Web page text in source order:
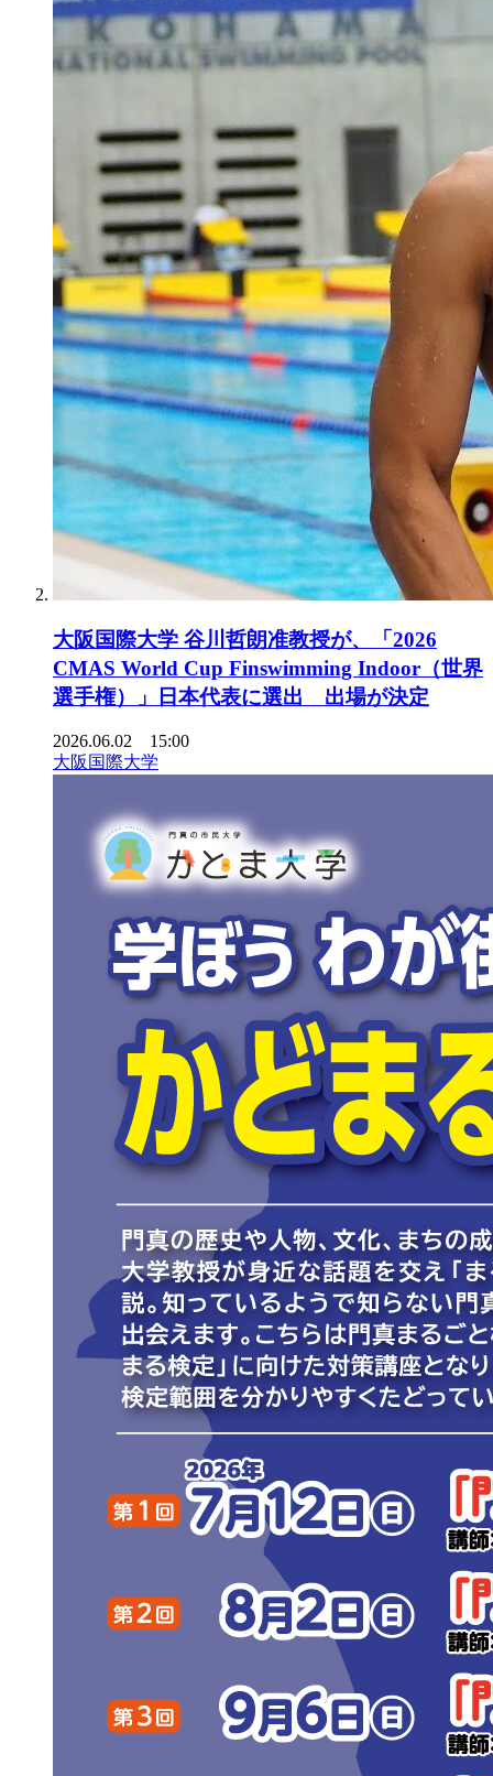
大阪国際大学 谷川哲朗准教授が、「2026
CMAS World Cup Finswimming Indoor（世界
選手権）」日本代表に選出 出場が決定
2026.06.02 15:00
大阪国際大学